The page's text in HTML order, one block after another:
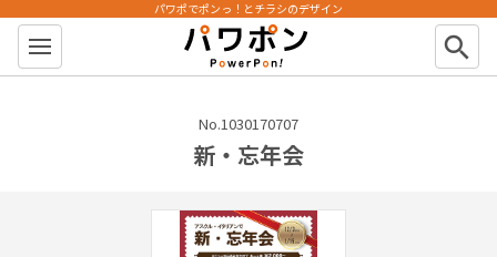
パワポン
パワポでポンっ！とチラシのデザイン
search
No.1030170707
新・忘年会